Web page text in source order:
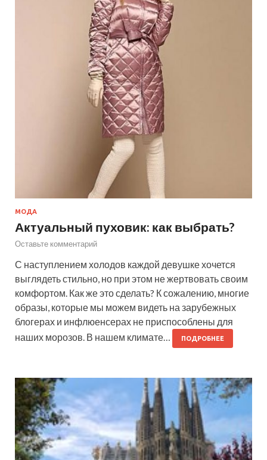
МОДА
Актуальный пуховик: как выбрать?
Оставьте комментарий
С наступлением холодов каждой девушке хочется
выглядеть стильно, но при этом не жертвовать своим
комфортом. Как же это сделать? К сожалению, многие
образы, которые мы можем видеть на зарубежных
блогерах и инфлюенсерах не приспособлены для
наших морозов. В нашем климате…
ПОДРОБНЕЕ